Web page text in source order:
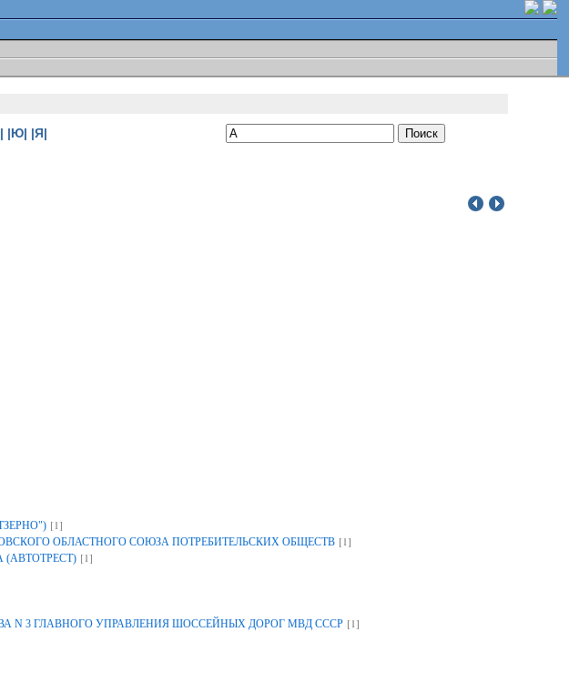
|Ю| |Я|
[1]
ОБЛАСТНОГО СОЮЗА ПОТРЕБИТЕЛЬСКИХ ОБЩЕСТВ [1]
[1]
N 3 ГЛАВНОГО УПРАВЛЕНИЯ ШОССЕЙНЫХ ДОРОГ МВД СССР [1]